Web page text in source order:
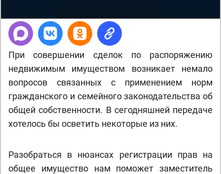
При совершении сделок по распоряжению
недвижимым имуществом возникает немало
вопросов связанных с применением норм
гражданского и семейного законодательства об
общей собственности. В сегодняшней передаче
хотелось бы осветить некоторые из них.
Разобраться в нюансах регистрации прав на
общее имущество нам поможет заместитель